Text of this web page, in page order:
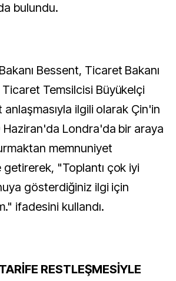
bulundu.
Bessent, Ticaret Bakanı
Temsilcisi Büyükelçi
ilgili olarak Çin'in
Londra'da bir araya
memnuniyet
"Toplantı çok iyi
gösterdiğiniz ilgi için
ifadesini kullandı.
RESTLEŞMESİYLE